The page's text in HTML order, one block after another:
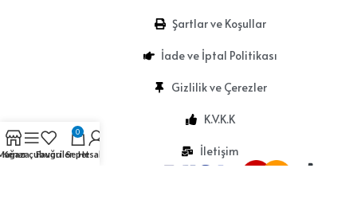
Şartlar ve Koşullar
İade ve İptal Politikası
Gizlilik ve Çerezler
K.V.K.K
İletişim
Kenar çubuğu
Favoriler
0
SepetHesabım